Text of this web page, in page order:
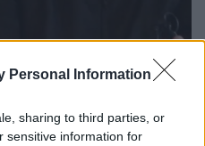
Personal Information
sharing to third parties, or
sensitive information for